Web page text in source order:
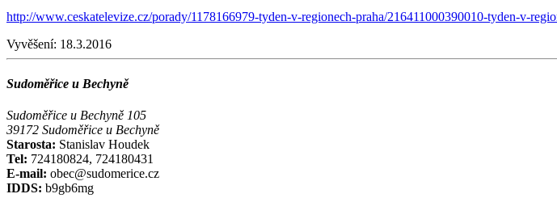
http://www.ceskatelevize.cz/porady/1178166979-tyden-v-regionech-praha/216411000390010-tyden-v-
Vyvěšení: 18.3.2016
Sudoměřice u Bechyně
Sudoměřice u Bechyně 105
39172 Sudoměřice u Bechyně
Starosta: Stanislav Houdek
Tel: 724180824, 724180431
E-mail: obec@sudomerice.cz
IDDS: b9gb6mg